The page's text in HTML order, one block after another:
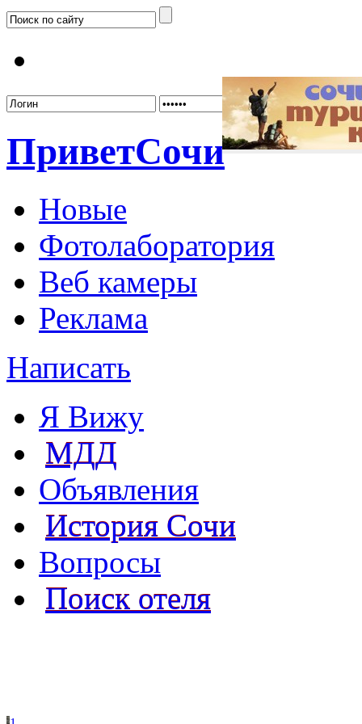
ПриветСочи
Новые
Фотолаборатория
Веб камеры
Реклама
Написать
Я Вижу
МДД
Объявления
История Сочи
Вопросы
Поиск отеля